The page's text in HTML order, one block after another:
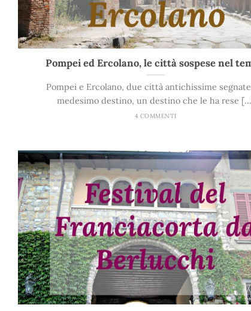
Pompei ed Ercolano, le città sospese nel
Pompei e Ercolano, due città antichissime
medesimo destino, un destino che le ha rese
4 COMMENTI